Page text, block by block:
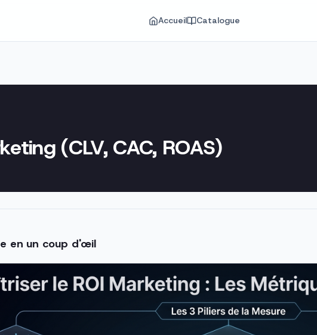
Accueil Catalogue
(CLV, CAC, ROAS)
en un coup d'œil